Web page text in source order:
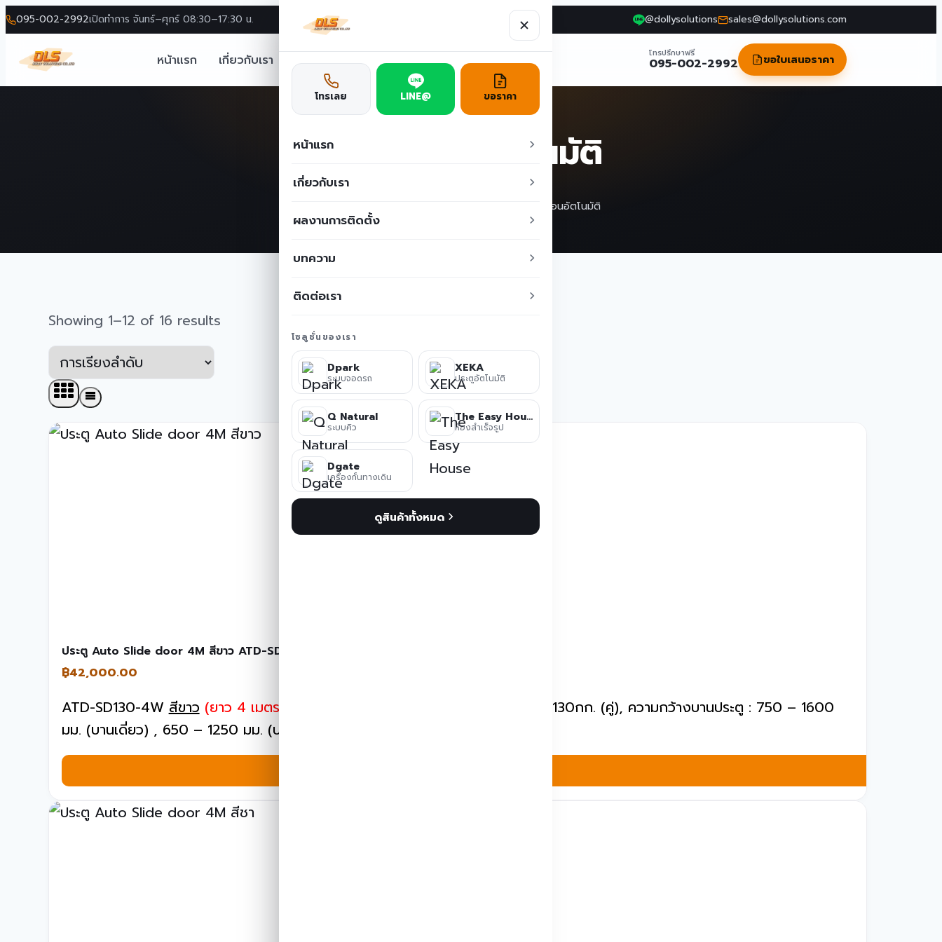
095-002-2992เปิดทำการ จันทร์–ศุกร์ 08:30–17:30 น. @dollysolutions sales@dollysolutions.com
หน้าแรก เกี่ยวกับเรา โซลูชั่น ผลงาน บทความ ติดต่อเรา โทรปรึกษาฟรี
095-002-2992 ขอใบเสนอราคา
โทรเลย LINE@ ขอราคา
หน้าแรก
เกี่ยวกับเรา
ผลงานการติดตั้ง
บทความ
ติดต่อเรา
โซลูชั่นของเรา
Dpark
ระบบจอดรถ
XEKA
ประตูอัตโนมัติ
Q Natural
ระบบคิว
The Easy House
ห้องสำเร็จรูป
Dgate
เครื่องกั้นทางเดิน
ดูสินค้าทั้งหมด
ประตูเลื่อนอัตโนมัติ
ประตูเลื่อนอัตโนมัติ
Showing 1–12 of 16 results
ประตู Auto Slide door 4M สีขาว ATD-SD130-4W
฿42,000.00
ATD-SD130-4Wสีขาว (ยาว 4 เมตร)
, น้ำหนักบานประตู : <1*130 กก. (เดี่ยว) , <2*130กก. (คู่), ความกว้างบานประตู : 750 – 1600
มม. (บานเดี่ยว) , 650 – 1250 มม. (บานคู่)